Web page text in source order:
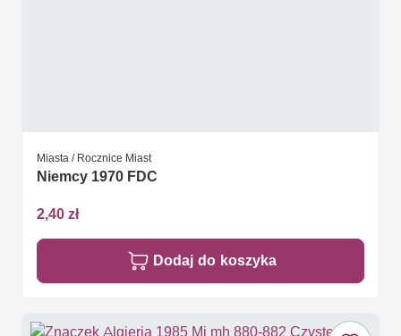
Miasta / Rocznice Miast
Niemcy 1970 FDC
2,40 zł
Dodaj do koszyka